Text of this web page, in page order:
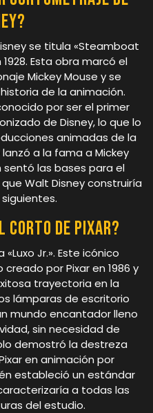
se titula «Steamboat
Esta obra marcó el
Mickey Mouse y se
de la animación.
por ser el primer
de Disney, lo que lo
animadas de la
a la fama a Mickey
sentó las bases para el
Walt Disney construiría
corto de Pixar?
Jr.». Este icónico
por Pixar en 1986 y
trayectoria en la
lámparas de escritorio
mundo encantador lleno
sin necesidad de
demostró la destreza
en animación por
estableció un estándar
a todas las
del estudio.